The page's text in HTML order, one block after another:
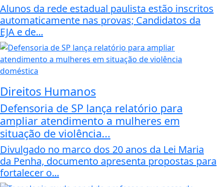
Alunos da rede estadual paulista estão inscritos
automaticamente nas provas; Candidatos da
EJA e de...
Direitos Humanos
Defensoria de SP lança relatório para
ampliar atendimento a mulheres em
situação de violência...
Divulgado no marco dos 20 anos da Lei Maria
da Penha, documento apresenta propostas para
fortalecer o...